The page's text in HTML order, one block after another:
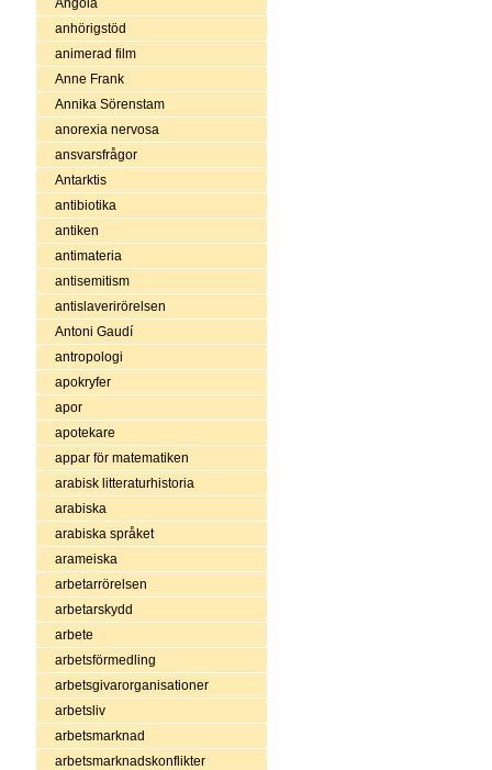
Angola
anhörigstöd
animerad film
Anne Frank
Annika Sörenstam
anorexia nervosa
ansvarsfrågor
Antarktis
antibiotika
antiken
antimateria
antisemitism
antislaverirörelsen
Antoni Gaudí
antropologi
apokryfer
apor
apotekare
appar för matematiken
arabisk litteraturhistoria
arabiska
arabiska språket
arameiska
arbetarrörelsen
arbetarskydd
arbete
arbetsförmedling
arbetsgivarorganisationer
arbetsliv
arbetsmarknad
arbetsmarknadskonflikter